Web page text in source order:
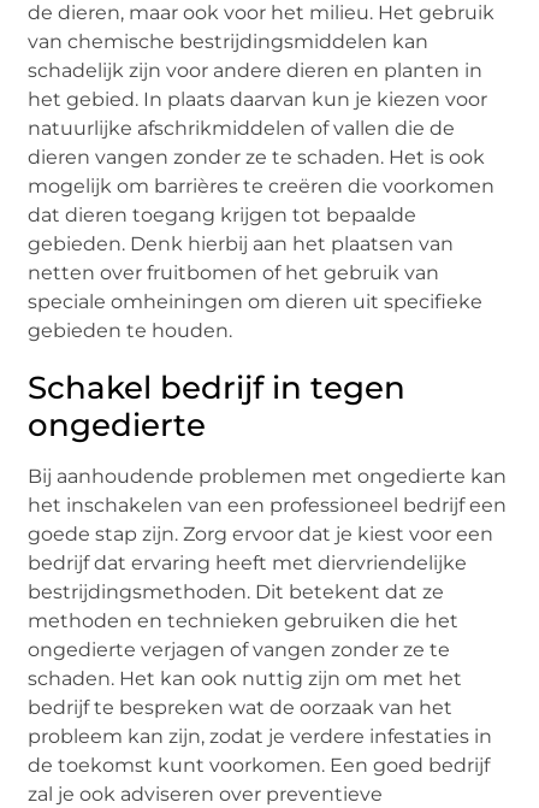
de dieren, maar ook voor het milieu. Het gebruik
van chemische bestrijdingsmiddelen kan
schadelijk zijn voor andere dieren en planten in
het gebied. In plaats daarvan kun je kiezen voor
natuurlijke afschrikmiddelen of vallen die de
dieren vangen zonder ze te schaden. Het is ook
mogelijk om barrières te creëren die voorkomen
dat dieren toegang krijgen tot bepaalde
gebieden. Denk hierbij aan het plaatsen van
netten over fruitbomen of het gebruik van
speciale omheiningen om dieren uit specifieke
gebieden te houden.
Schakel bedrijf in tegen
ongedierte
Bij aanhoudende problemen met ongedierte kan
het inschakelen van een professioneel bedrijf een
goede stap zijn. Zorg ervoor dat je kiest voor een
bedrijf dat ervaring heeft met diervriendelijke
bestrijdingsmethoden. Dit betekent dat ze
methoden en technieken gebruiken die het
ongedierte verjagen of vangen zonder ze te
schaden. Het kan ook nuttig zijn om met het
bedrijf te bespreken wat de oorzaak van het
probleem kan zijn, zodat je verdere infestaties in
de toekomst kunt voorkomen. Een goed bedrijf
zal je ook adviseren over preventieve